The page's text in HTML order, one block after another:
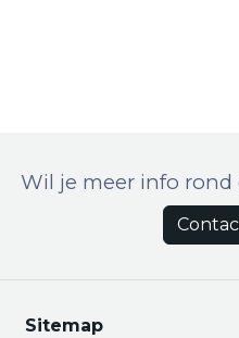
Wil je meer info
Sitemap